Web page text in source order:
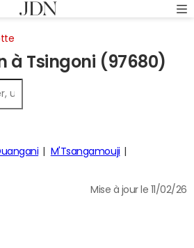
à Tsingoni (97680)
M'Tsangamouji
Mise à jour le 11/02/26